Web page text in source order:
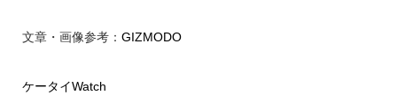
文章・画像参考： GIZMODO
ケータイWatch